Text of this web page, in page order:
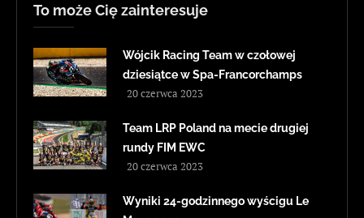
To może Cię zainteresuje
Wójcik Racing Team w czołowej
dziesiątce w Spa-Francorchamps
20 czerwca 2023
Team LRP Poland na mecie drugiej
rundy FIM EWC
20 czerwca 2023
Wyniki 24-godzinnego wyścigu Le